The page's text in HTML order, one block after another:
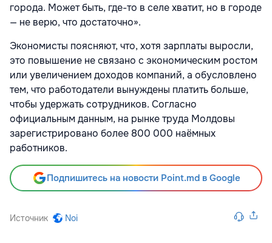
города. Может быть, где-то в селе хватит, но в городе
— не верю, что достаточно».
Экономисты поясняют, что, хотя зарплаты выросли,
это повышение не связано с экономическим ростом
или увеличением доходов компаний, а обусловлено
тем, что работодатели вынуждены платить больше,
чтобы удержать сотрудников. Согласно
официальным данным, на рынке труда Молдовы
зарегистрировано более 800 000 наёмных
работников.
Подпишитесь на новости Point.md в Google
Источник Noi